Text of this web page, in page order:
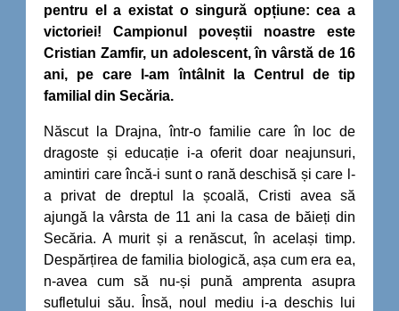
pentru el a existat o singură opțiune: cea a
victoriei! Campionul poveștii noastre este
Cristian Zamfir, un adolescent, în vârstă de 16
ani, pe care l-am întâlnit la Centrul de tip
familial din Secăria.
Născut la Drajna, într-o familie care în loc de
dragoste și educație i-a oferit doar neajunsuri,
amintiri care încă-i sunt o rană deschisă și care l-
a privat de dreptul la școală, Cristi avea să
ajungă la vârsta de 11 ani la casa de băieți din
Secăria. A murit și a renăscut, în același timp.
Despărțirea de familia biologică, așa cum era ea,
n-avea cum să nu-și pună amprenta asupra
sufletului său. Însă, noul mediu i-a deschis lui